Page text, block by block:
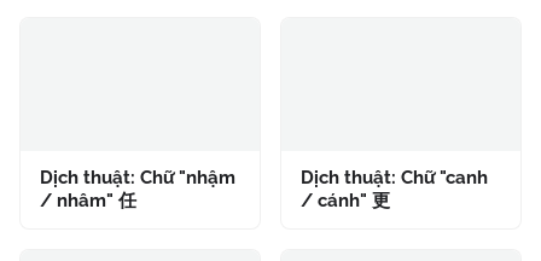
Dịch thuật: Chữ "nhậm
/ nhâm" 任
Dịch thuật: Chữ "canh
/ cánh" 更